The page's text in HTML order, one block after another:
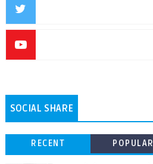
SOCIAL SHARE
RECENT POPULAR